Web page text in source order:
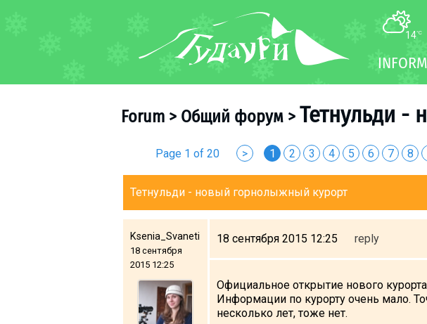
14°C
Forum > Общий форум > Тетнульди -
Page 1 of 20 > 1 2 3 4 5 6 7 8
Тетнульди - новый горнолыжный курорт
Ksenia_Svaneti
18 сентября
2015 12:25
18 сентября 2015 12:25 reply
Официальное открытие нового
Информации по курорту очень мало.
несколько лет, тоже нет.
Kids in Gudauri
Events schedule
Join telegram
Gudauri
INFO